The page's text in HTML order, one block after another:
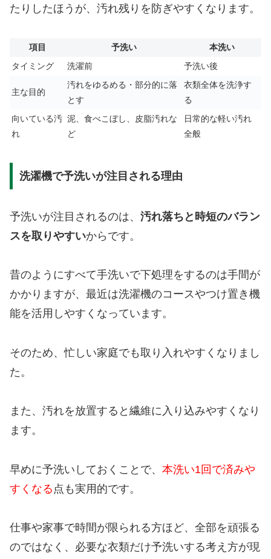
たりしたほうが、汚れ残りを防ぎやすくなります。
項目 予洗い
本洗い
タイミング
洗濯前 予洗い後
主な目的
汚れをゆるめる・部分的に落
とす
衣類全体を洗浄す
る
向いている汚
れ
泥、食べこぼし、皮脂汚れな
ど
日常的な軽い汚れ
全般
洗濯機で予洗いが注目される理由
予洗いが注目されるのは、 汚れ落ちと時短のバラン
スを取りやすいからです。
昔のようにすべて手洗いで下処理をするのは手間が
かかりますが、最近は洗濯機のコースやつけ置き機
能を活用しやすくなっています。
そのため、忙しい家庭でも取り入れやすくなりまし
た。
また、汚れを放置すると繊維に入り込みやすくなり
ます。
早めに予洗いしておくことで、 本洗い1回で済みや
すくなる 点も実用的です。
仕事や家事で時間が限られる方ほど、全部を頑張る
のではなく、必要な衣類だけ予洗いする考え方が現